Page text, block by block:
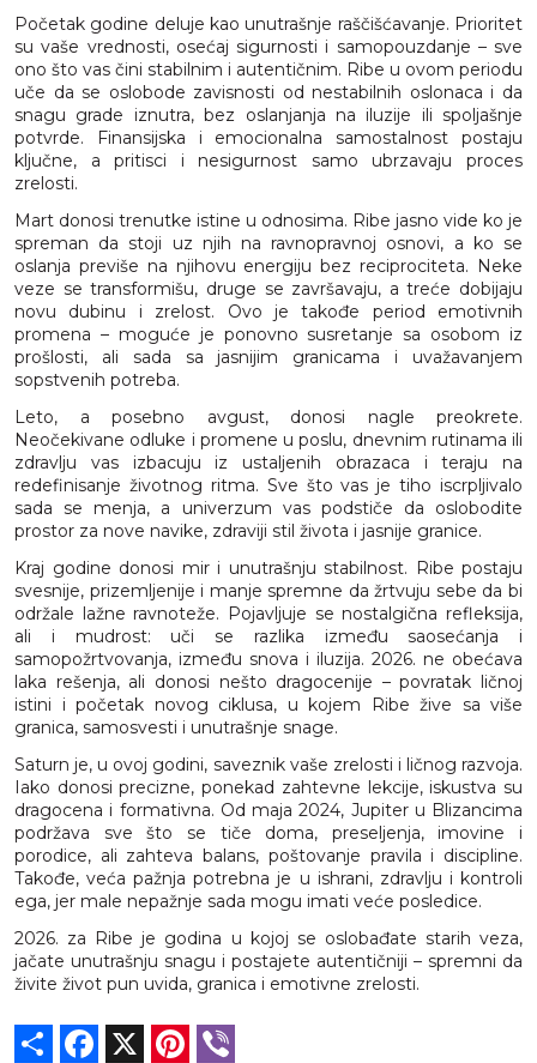
Početak godine deluje kao unutrašnje raščišćavanje. Prioritet
su vaše vrednosti, osećaj sigurnosti i samopouzdanje – sve
ono što vas čini stabilnim i autentičnim. Ribe u ovom periodu
uče da se oslobode zavisnosti od nestabilnih oslonaca i da
snagu grade iznutra, bez oslanjanja na iluzije ili spoljašnje
potvrde. Finansijska i emocionalna samostalnost postaju
ključne, a pritisci i nesigurnost samo ubrzavaju proces
zrelosti.
Mart donosi trenutke istine u odnosima. Ribe jasno vide ko je
spreman da stoji uz njih na ravnopravnoj osnovi, a ko se
oslanja previše na njihovu energiju bez reciprociteta. Neke
veze se transformišu, druge se završavaju, a treće dobijaju
novu dubinu i zrelost. Ovo je takođe period emotivnih
promena – moguće je ponovno susretanje sa osobom iz
prošlosti, ali sada sa jasnijim granicama i uvažavanjem
sopstvenih potreba.
Leto, a posebno avgust, donosi nagle preokrete.
Neočekivane odluke i promene u poslu, dnevnim rutinama ili
zdravlju vas izbacuju iz ustaljenih obrazaca i teraju na
redefinisanje životnog ritma. Sve što vas je tiho iscrpljivalo
sada se menja, a univerzum vas podstiče da oslobodite
prostor za nove navike, zdraviji stil života i jasnije granice.
Kraj godine donosi mir i unutrašnju stabilnost. Ribe postaju
svesnije, prizemljenije i manje spremne da žrtvuju sebe da bi
održale lažne ravnoteže. Pojavljuje se nostalgična refleksija,
ali i mudrost: uči se razlika između saosećanja i
samopožrtvovanja, između snova i iluzija. 2026. ne obećava
laka rešenja, ali donosi nešto dragocenije – povratak ličnoj
istini i početak novog ciklusa, u kojem Ribe žive sa više
granica, samosvesti i unutrašnje snage.
Saturn je, u ovoj godini, saveznik vaše zrelosti i ličnog razvoja.
Iako donosi precizne, ponekad zahtevne lekcije, iskustva su
dragocena i formativna. Od maja 2024, Jupiter u Blizancima
podržava sve što se tiče doma, preseljenja, imovine i
porodice, ali zahteva balans, poštovanje pravila i discipline.
Takođe, veća pažnja potrebna je u ishrani, zdravlju i kontroli
ega, jer male nepažnje sada mogu imati veće posledice.
2026. za Ribe je godina u kojoj se oslobađate starih veza,
jačate unutrašnju snagu i postajete autentičniji – spremni da
živite život pun uvida, granica i emotivne zrelosti.
Share Facebook Pinterest